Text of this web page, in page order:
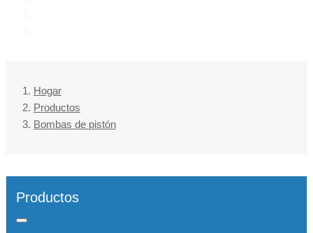
Hogar
Productos
Bombas de pistón
Productos